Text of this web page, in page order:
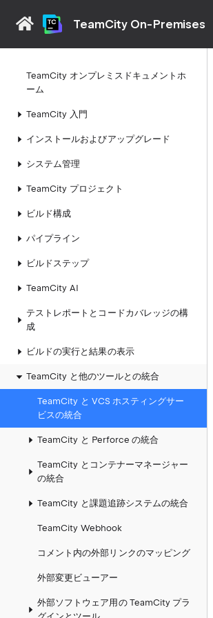
TeamCity On-Premises
TeamCity オンプレミスドキュメントホ
ーム
TeamCity 入門
インストールおよびアップグレード
システム管理
TeamCity プロジェクト
ビルド構成
パイプライン
ビルドステップ
TeamCity AI
テストレポートとコードカバレッジの構
成
ビルドの実行と結果の表示
TeamCity と他のツールとの統合
TeamCity と VCS ホスティングサー
ビスの統合
TeamCity と Perforce の統合
TeamCity とコンテナーマネージャー
の統合
TeamCity と課題追跡システムの統合
TeamCity Webhook
コメント内の外部リンクのマッピング
外部変更ビューアー
外部ソフトウェア用の TeamCity プラ